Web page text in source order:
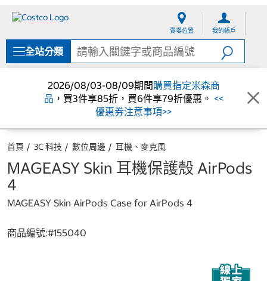
單
賣場位置 我的帳戶
全站分類
2026/08/03-08/09期間購買指定米森商
品 ，買3件享85折，買6件享79折優惠。 <<
優惠券注意事項>>
首頁 3C 科技 數位周邊 耳機、麥克風
MAGEASY Skin 耳機保護殼 AirPods
4
MAGEASY Skin AirPods Case for AirPods 4
商品編號:#155040